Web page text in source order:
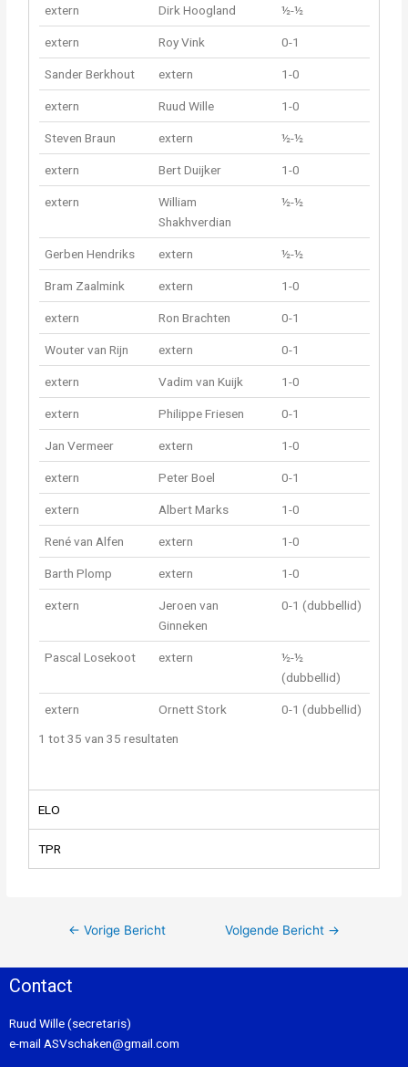
extern Dirk Hoogland ½-½
extern Roy Vink 0-1
Sander Berkhout extern 1-0
extern Ruud Wille 1-0
Steven Braun extern ½-½
extern Bert Duijker 1-0
extern
William
Shakhverdian
½-½
Gerben Hendriks extern ½-½
Bram Zaalmink extern 1-0
extern Ron Brachten 0-1
Wouter van Rijn extern 0-1
extern Vadim van Kuijk 1-0
extern Philippe Friesen 0-1
Jan Vermeer extern 1-0
extern Peter Boel 0-1
extern Albert Marks 1-0
René van Alfen extern 1-0
Barth Plomp extern 1-0
extern
Jeroen van
Ginneken
0-1 (dubbellid)
Pascal Losekoot extern
½-½
(dubbellid)
extern Ornett Stork
0-1 (dubbellid)
1 tot 35 van 35 resultaten
ELO
TPR
← Vorige Bericht Volgende Bericht →
Contact
Ruud Wille (secretaris)
e-mail ASVschaken@gmail.com